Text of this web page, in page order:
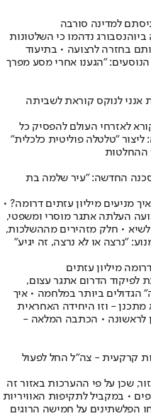
למדינה סורבה
נדהמו כי השלטונות
בחזרה לרצועה • בתיעוד
"הגענו אחרי מסע מפרך
לנוקס קוראת לשביתה
לאזרחי העולם להפסיק כל
"טלטלה פוליטית כלכלית"
ההחלטות
החדשה: "עיר שלמה בת
מניעים מיליון עזתים דרומה? •
העלתה אתגר מוסרי ומשפטי,
• חלק מזהירים מההשלכות,
"נרצה או לא נרצה, זה יגיע"
מיליון עזתים
לפיקוד הדרום אתגר עצום,
הגדולים ביותר במלחמה • איך
- וזו היחידה האחראית
לראשונה • הכתבה המלאה -
קרקעית - צה"ל החל לפעול
שכן על פי ההערכות באזור זה
• במקביל לתקיפות האוויריות
הפלשתינים על חמישה הרוגים